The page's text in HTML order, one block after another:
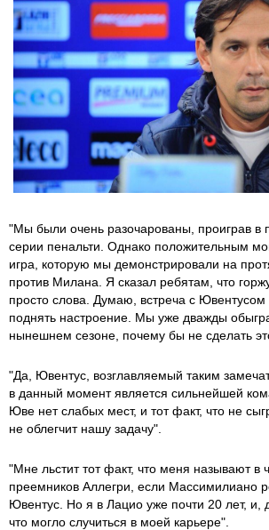
"Мы были очень разочарованы, проиграв в
серии пенальти. Однако положительным
игра, которую мы демонстрировали на
против Милана. Я сказал ребятам, что
просто слова. Думаю, встреча с
поднять настроение. Мы уже дважды
нынешнем сезоне, почему бы не сделать
"Да, Ювентус, возглавляемый таким
в данный момент является сильнейшей
Юве нет слабых мест, и тот факт, что не
не облегчит нашу задачу".
"Мне льстит тот факт, что меня называют в
преемников Аллегри, если Массимилиано
Ювентус. Но я в Лацио уже почти 20 лет, и,
что могло случиться в моей карьере".